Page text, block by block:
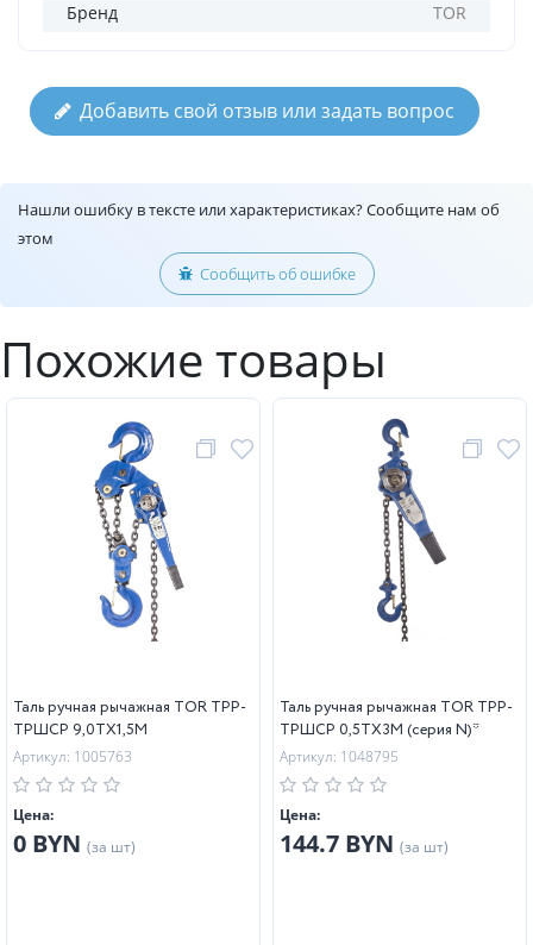
Бренд TOR
Добавить свой отзыв или задать вопрос
Нашли ошибку в тексте или характеристиках? Сообщите нам об
этом
Сообщить об ошибке
Похожие товары
Таль ручная рычажная TOR ТРР-
ТРШСР 9,0ТХ1,5М
Артикул: 1005763
Цена:
0 BYN (за шт)
Таль ручная рычажная TOR ТРР-
ТРШСР 0,5ТХ3М (серия N)*
Артикул: 1048795
Цена:
144.7 BYN (за шт)